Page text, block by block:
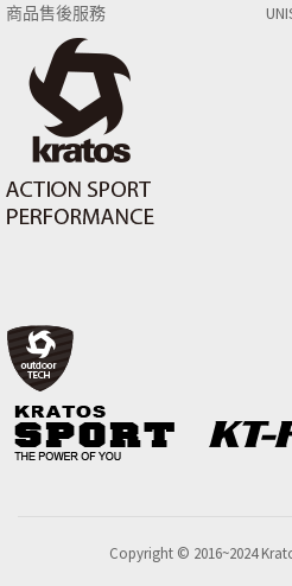
商品售後服務
Copyright © 2016~2024